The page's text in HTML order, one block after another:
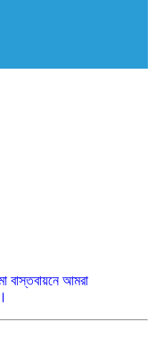
বাস্তবায়নে আমরা